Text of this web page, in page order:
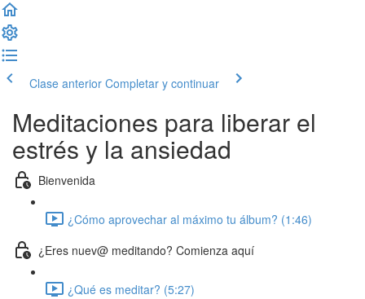
Clase anterior Completar y continuar
Meditaciones para liberar el
estrés y la ansiedad
Bienvenida
¿Cómo aprovechar al máximo tu álbum? (1:46)
¿Eres nuev@ meditando? Comienza aquí
¿Qué es meditar? (5:27)